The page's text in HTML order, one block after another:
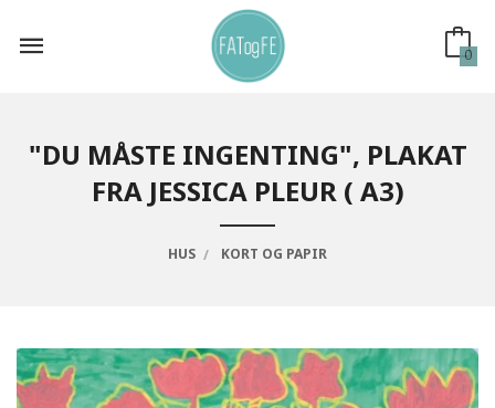
innholdet
0
"DU MÅSTE INGENTING", PLAKAT
FRA JESSICA PLEUR ( A3)
HUS KORT OG PAPIR